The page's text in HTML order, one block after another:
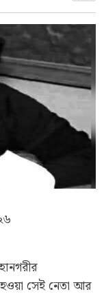
সেই নেতা আর